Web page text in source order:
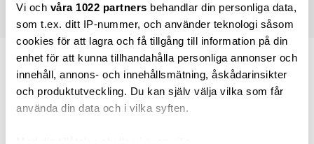
Vi och våra 1022 partners behandlar din personliga data,
som t.ex. ditt IP-nummer, och använder teknologi såsom
cookies för att lagra och få tillgång till information på din
enhet för att kunna tillhandahålla personliga annonser och
innehåll, annons- och innehållsmätning, åskådarinsikter
och produktutveckling. Du kan själv välja vilka som får
använda din data och i vilka syften.
Med din tillåtelse skulle vi även vilja:
1 890,00 kr